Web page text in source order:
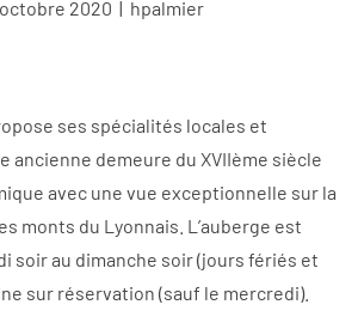
octobre 2020 | hpalmier
ses spécialités locales et
ancienne demeure du XVIIème siècle
avec une vue exceptionnelle sur la
monts du Lyonnais. L’auberge est
soir au dimanche soir (jours fériés et
sur réservation (sauf le mercredi).